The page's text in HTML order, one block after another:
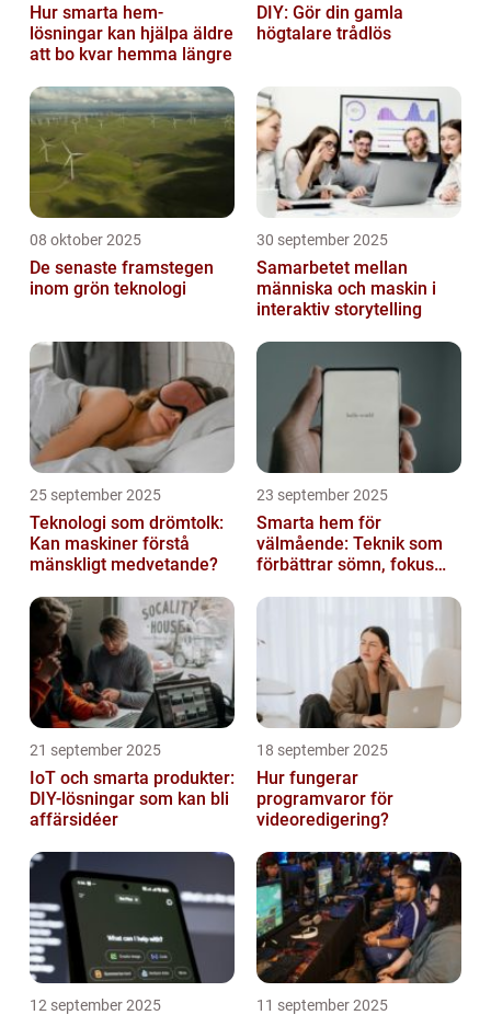
Hur smarta hem-
lösningar kan hjälpa äldre
att bo kvar hemma längre
DIY: Gör din gamla
högtalare trådlös
08 oktober 2025
De senaste framstegen
inom grön teknologi
30 september 2025
Samarbetet mellan
människa och maskin i
interaktiv storytelling
25 september 2025
Teknologi som drömtolk:
Kan maskiner förstå
mänskligt medvetande?
23 september 2025
Smarta hem för
välmående: Teknik som
förbättrar sömn, fokus
21 september 2025
IoT och smarta produkter:
DIY-lösningar som kan bli
affärsidéer
18 september 2025
Hur fungerar
programvaror för
videoredigering?
12 september 2025 11 september 2025